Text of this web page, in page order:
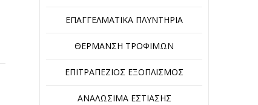
ΕΠΑΓΓΕΛΜΑΤΙΚΆ ΠΛΥΝΤΉΡΙΑ
ΘΈΡΜΑΝΣΗ ΤΡΟΦΊΜΩΝ
ΕΠΙΤΡΑΠΈΖΙΟΣ ΕΞΟΠΛΙΣΜΌΣ
ΑΝΑΛΏΣΙΜΑ ΕΣΤΊΑΣΗΣ